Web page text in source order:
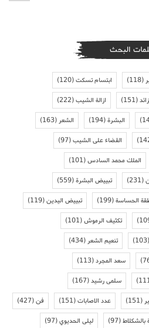
البحث
(118) ابتسام تسكت(120)
(151) ازالة الشيب(222)
البشرة(194) الشعر(163)
القضاء على الشيب(97)
الملك محمد السادس(101)
(231) تبييض البشرة(559)
الحساسة(199) تبييض اليدين(119)
تكثيف الرموش(101)
(103) تنعيم الشعر(434)
سعد المجرد(113)
سلمى رشيد(167)
(151) عدد الاصابات(151) فن(427)
بالشكلاط(97) ليلى الحديوي(97)